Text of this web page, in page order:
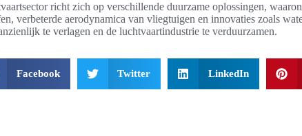
richt zich op verschillende duurzame oplossingen,
verbeterde aerodynamica van vliegtuigen en innovaties zoals
te verlagen en de luchtvaartindustrie te verduurzamen.
Facebook Twitter LinkedIn